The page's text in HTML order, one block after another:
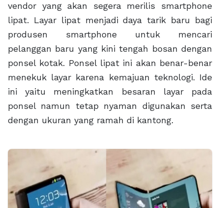
vendor yang akan segera merilis smartphone
lipat. Layar lipat menjadi daya tarik baru bagi
produsen smartphone untuk mencari
pelanggan baru yang kini tengah bosan dengan
ponsel kotak. Ponsel lipat ini akan benar-benar
menekuk layar karena kemajuan teknologi. Ide
ini yaitu meningkatkan besaran layar pada
ponsel namun tetap nyaman digunakan serta
dengan ukuran yang ramah di kantong.